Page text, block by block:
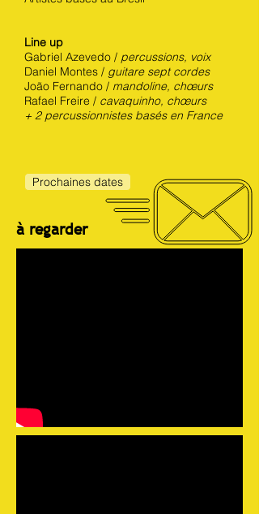
Line up
Gabriel Azevedo / percussions, voix
Daniel Montes / guitare sept cordes
João Fernando / mandoline, chœurs
Rafael Freire / cavaquinho, chœurs
+ 2 percussionnistes basés en France
Prochaines dates
à regarder